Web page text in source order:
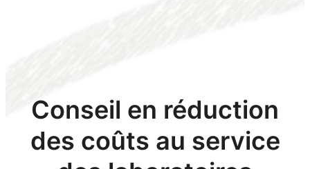
Conseil en réduction
des coûts au service